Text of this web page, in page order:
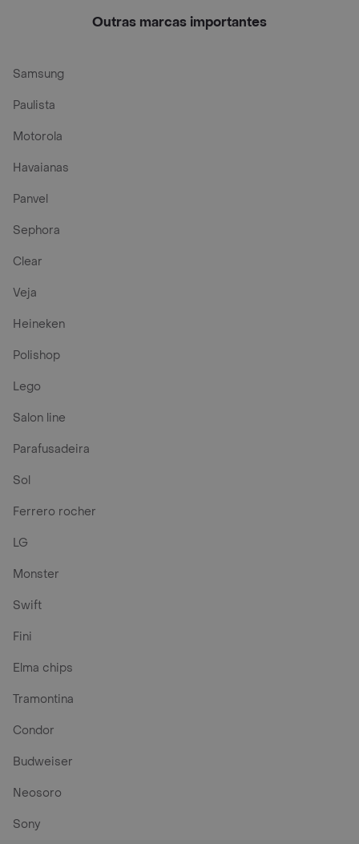
Unidades
Outras marcas importantes
Samsung
Paulista
Motorola
Havaianas
Panvel
Sephora
Clear
Veja
Heineken
Polishop
Lego
Salon line
Parafusadeira
Sol
Ferrero rocher
LG
Monster
Swift
Fini
Elma chips
Tramontina
Condor
Budweiser
Neosoro
Sony